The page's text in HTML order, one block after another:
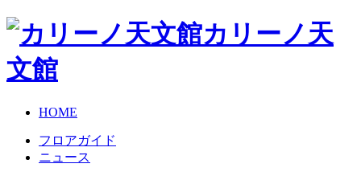
カリーノ天
文館
HOME
フロアガイド
ニュース